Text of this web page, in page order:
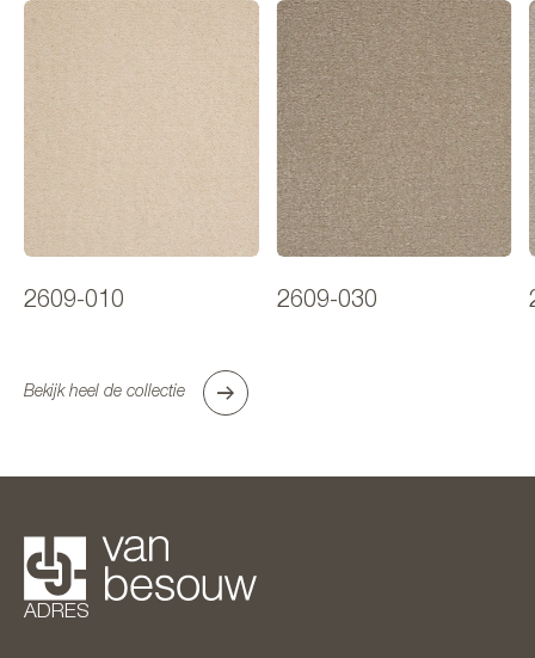
2609-010 2609-030
Bekijk heel de collectie
ADRES